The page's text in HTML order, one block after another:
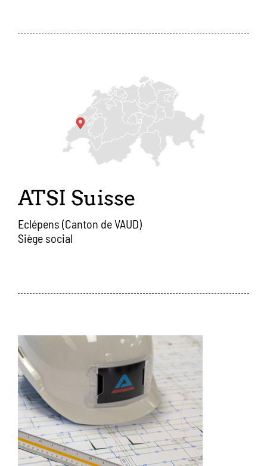
ATSI Suisse
Eclépens (Canton de VAUD)
Siège social